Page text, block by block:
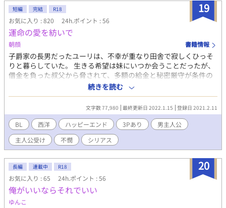
19
短編 完結 R18
お気に入り : 820 24h.ポイント : 56
運命の愛を紡いで
朝顔 書籍情報
子爵家の長男だったユーリは、不幸が重なり田舎で寂しくひっそ
りと暮らしていた。 生きる希望は妹にいつか会うことだったが、
借金を負った叔父から脅されて、多額の給金と秘密厳守が条件の
仕事を妹を守るために引き受けることになる。 それは、グレイシ
ー伯爵家の双子の兄弟の世話をする仕事だったが、ただのお世話
係ではなく……。 不幸な過去を背負って孤独に生きてきたユー
リ、過去に囚われたミラン、罪に苦しめられるシオン。 それぞれ
が愛に目覚めて、幸せを求めて歩きだそうとするのだが……。 三
人で幸せになることができるのか……。 １８禁シーンは予告なし
に入ります。 ３Pあり、ラストのみ二輪挿しあり(ソフトです。愛
がありますが苦手な方はご注意を) 全五回プラス番外編で完結済み
→だったのですが、作者のお気に入りのため、きまぐれて続編投
下してます。次回未定のため完結にしておきます。 ムーンライト
ノベルで同時投稿
続きを読む
文字数 77,980 最終更新日 2022.1.15 登録日 2021.2.11
BL 西洋 ハッピーエンド 3Pあり
男主人公
主人公受け
不憫 シリアス
20
長編 連載中 R18
お気に入り : 65 24h.ポイント : 56
俺がいいならそれでいい
ゆんこ